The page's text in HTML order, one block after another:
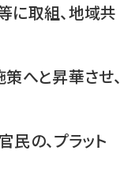
に取組、地域共
へと昇華させ、
の、プラット